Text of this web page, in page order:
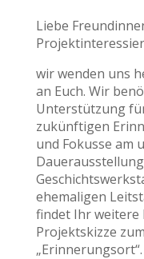
Liebe
wir wenden uns
an Euch. Wir
Unterstützung
zukünftigen
und Fokusse am
ehemaligen
findet Ihr
Projektskizze
„Erinnerungsort“.